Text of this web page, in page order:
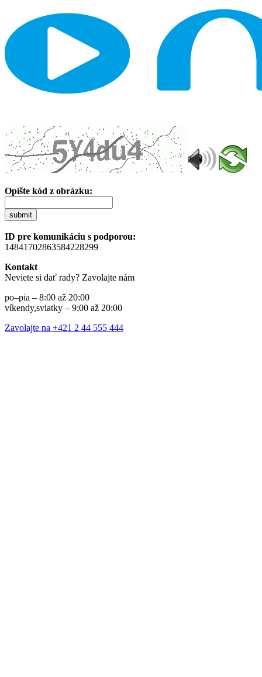
Opíšte kód z obrázku:
submit
ID pre komunikáciu s podporou:
14841702863584228299
Kontakt
Neviete si dať rady? Zavolajte nám
po–pia – 8:00 až 20:00
víkendy,sviatky – 9:00 až 20:00
Zavolajte na +421 2 44 555 444